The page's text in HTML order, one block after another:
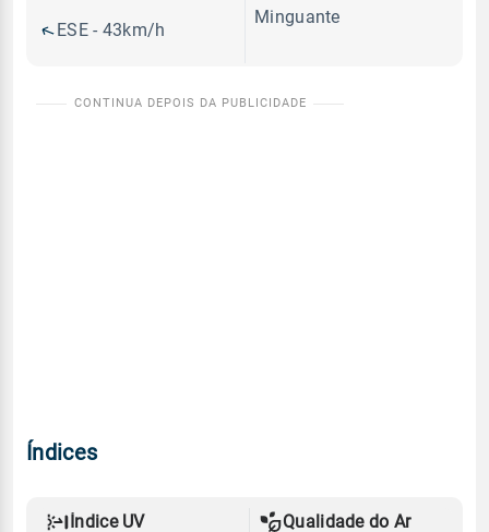
ESE - 43km/h
Minguante
Índices
Índice UV Qualidade do Ar